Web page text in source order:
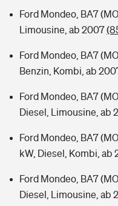
Ford Mondeo, BA7
Limousine, ab 2007
Ford Mondeo, BA7
Benzin, Kombi, ab
Ford Mondeo, BA7
Diesel, Limousine, ab
Ford Mondeo, BA7
kW, Diesel, Kombi, ab
Ford Mondeo, BA7
Diesel, Limousine, ab